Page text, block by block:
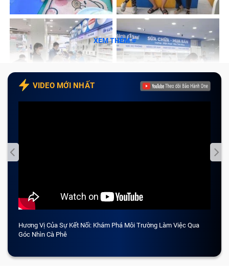
XEM THÊM
VIDEO MỚI NHẤT
Hương Vị Của Sự Kết Nối: Khám Phá Môi Trường Làm Việc Qua
Góc Nhìn Cà Phê